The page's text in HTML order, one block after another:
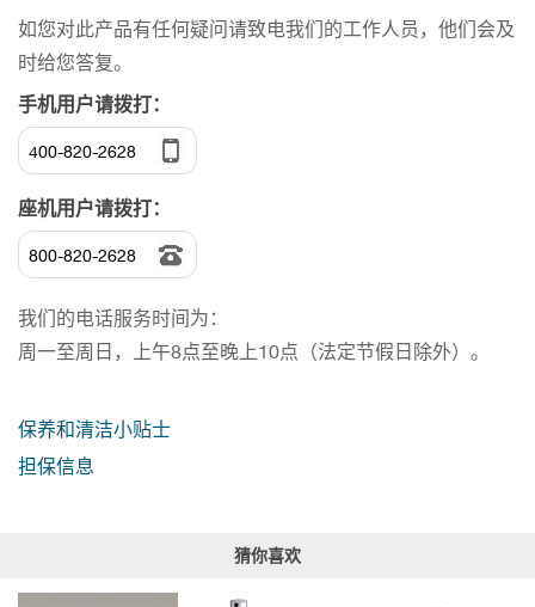
如您对此产品有任何疑问请致电我们的工作人员，他们会及
时给您答复。
手机用户请拨打：
400-820-2628
座机用户请拨打：
800-820-2628
我们的电话服务时间为：
周一至周日，上午8点至晚上10点（法定节假日除外）。
保养和清洁小贴士
担保信息
猜你喜欢